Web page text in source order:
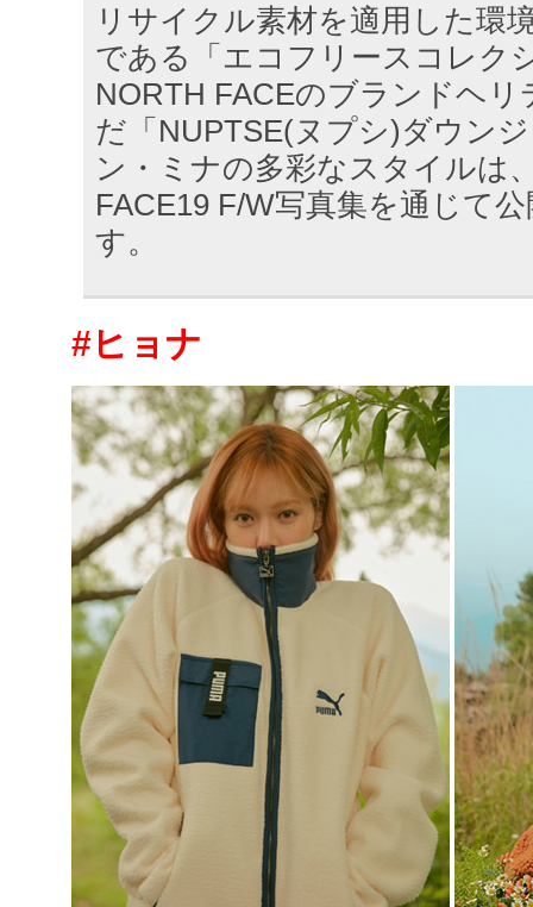
リサイクル素材を適用した環
である「エコフリースコレク
NORTH FACEのブランドヘ
だ「NUPTSE(ヌプシ)ダウン
ン・ミナの多彩なスタイルは
FACE19 F/W写真集を通じて
す。
#ヒョナ